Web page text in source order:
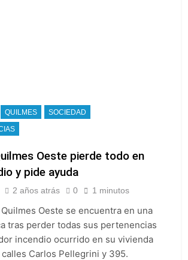
QUILMES
SOCIEDAD
Oeste pierde todo en
y pide ayuda
2 años atrás 0 1 minutos
Oeste se encuentra en una
tras perder todas sus pertenencias
incendio ocurrido en su vivienda
Carlos Pellegrini y 395.